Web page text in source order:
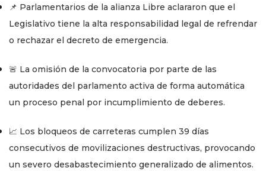
📌 Parlamentarios de la alianza Libre aclararon que el
Legislativo tiene la alta responsabilidad legal de refrendar
o rechazar el decreto de emergencia.
🚨 La omisión de la convocatoria por parte de las
autoridades del parlamento activa de forma automática
un proceso penal por incumplimiento de deberes.
📈 Los bloqueos de carreteras cumplen 39 días
consecutivos de movilizaciones destructivas, provocando
un severo desabastecimiento generalizado de alimentos.